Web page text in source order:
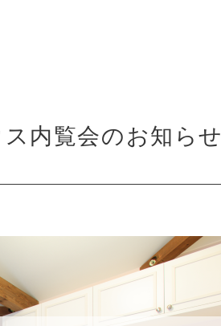
内覧会のお知らせ